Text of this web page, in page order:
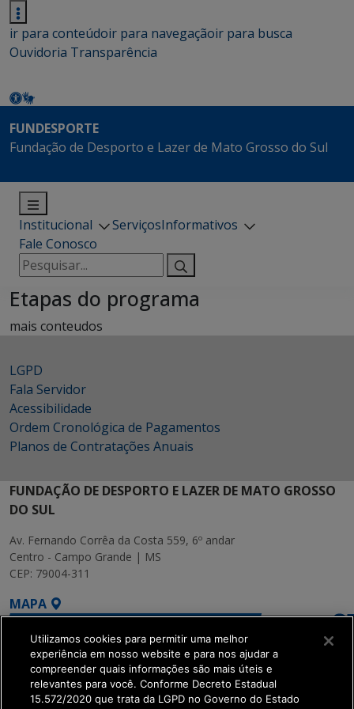
ir para conteúdoir para navegaçãoir para busca
Ouvidoria Transparência
FUNDESPORTE
Fundação de Desporto e Lazer de Mato Grosso do Sul
Institucional ServiçosInformativos
Fale Conosco
Pesquisar
por:
Etapas do programa
mais conteudos
LGPD
Fala Servidor
Acessibilidade
Ordem Cronológica de Pagamentos
Planos de Contratações Anuais
FUNDAÇÃO DE DESPORTO E LAZER DE MATO GROSSO
DO SUL
Av. Fernando Corrêa da Costa 559, 6º andar
Centro - Campo Grande | MS
CEP: 79004-311
MAPA
SETDIG | Secretaria-
Utilizamos cookies para permitir uma melhor
experiência em nosso website e para nos ajudar a
compreender quais informações são mais úteis e
relevantes para você. Conforme Decreto Estadual
15.572/2020 que trata da LGPD no Governo do Estado